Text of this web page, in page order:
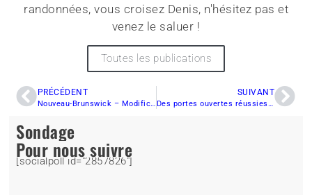
randonnées, vous croisez Denis, n'hésitez pas et
venez le saluer !
Toutes les publications
PRÉCÉDENT
Nouveau-Brunswick – Modifications à la Loi des VHR
SUIVANT
Des portes ouvertes réussies pour l’équipe d’André Hallé et fils
Sondage
[socialpoll id="2857826"]
Pour nous suivre